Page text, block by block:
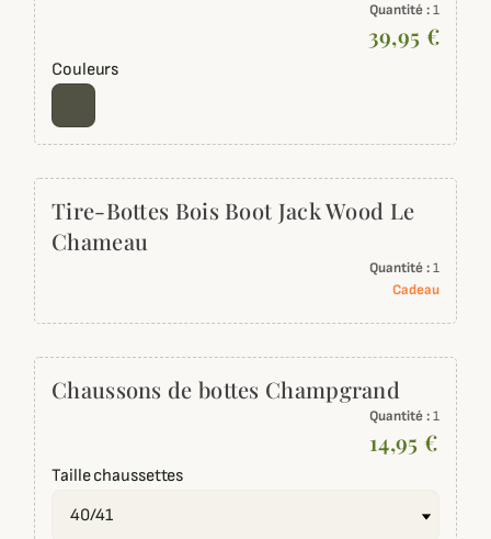
Quantité :1
39,95 €
Couleurs
Tire-Bottes Bois Boot Jack Wood Le
Chameau
Quantité :1
Cadeau
Chaussons de bottes Champgrand
Quantité :1
14,95 €
Taille chaussettes